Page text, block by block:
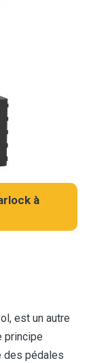
à
est un autre
principe
des pédales